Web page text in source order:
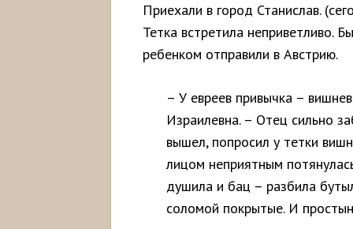
Приехали в город Станислав.
Тетка встретила неприветливо.
ребенком отправили в Австрию.
– У евреев привычка –
Израилевна. – Отец сильно
вышел, попросил у тетки
лицом неприятным
душила и бац – разбила
соломой покрытые. И